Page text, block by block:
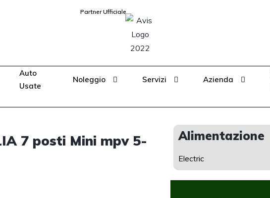
Partner Ufficiale
Auto
Usate
Noleggio Servizi Azienda
7 posti Mini mpv 5- Alimentazione
Electric